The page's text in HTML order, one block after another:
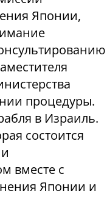
Японии,
процедуры.
в Израиль.
состоится
вместе с
Японии и